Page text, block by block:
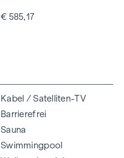
€ 585,17
Kabel / Satelliten-TV
Barrierefrei
Sauna
Swimmingpool